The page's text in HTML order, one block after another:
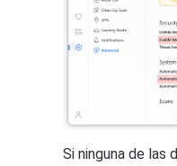
Si ninguna de las